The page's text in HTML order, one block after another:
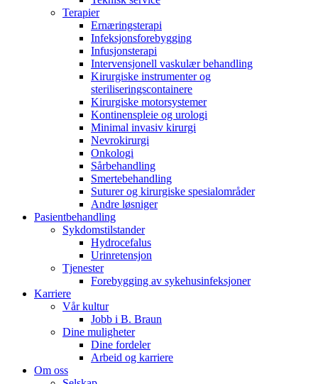
I dialog med B. Braun. Ta kontakt ​med oss.​
Terapier
Ernæringsterapi
Infeksjonsforebygging
Infusjonsterapi
Intervensjonell vaskulær behandling
Kirurgiske instrumenter og
steriliseringscontainere
Kirurgiske motorsystemer
Kontinenspleie og urologi
Minimal invasiv kirurgi
Nevrokirurgi
Onkologi
Sårbehandling
Smertebehandling
Suturer og kirurgiske spesialområder
Andre løsniger
Pasientbehandling
Sykdomstilstander
Hydrocefalus
Urinretensjon
Tjenester
Forebygging av sykehusinfeksjoner
Karriere
Vår kultur
Jobb i B. Braun
Dine muligheter
Dine fordeler
Arbeid og karriere
Om oss